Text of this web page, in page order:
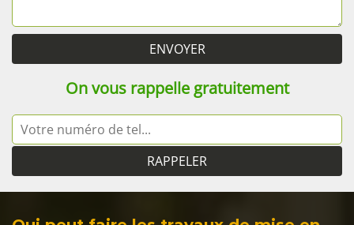
On vous rappelle gratuitement